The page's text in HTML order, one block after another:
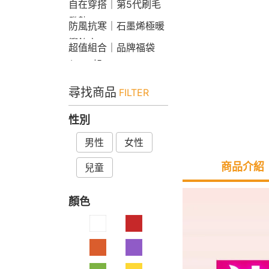
自在穿搭｜第5代刷毛
發熱Bra T
防風抗寒｜石墨烯極暖
衝鋒衣
超值組合｜品牌福袋
$599起
尋找商品 FILTER
性別
男性 女性
兒童
顏色
商品介紹